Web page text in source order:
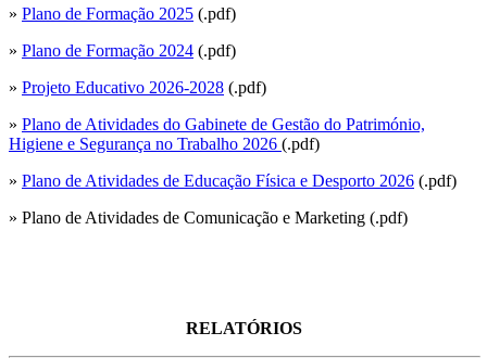
» Plano de Formação 2025 (.pdf)
» Plano de Formação 2024 (.pdf)
» Projeto Educativo 2026-2028 (.pdf)
» Plano de Atividades do Gabinete de Gestão do Património,
Higiene e Segurança no Trabalho 2026 (.pdf)
» Plano de Atividades de Educação Física e Desporto 2026 (.pdf)
» Plano de Atividades de Comunicação e Marketing (.pdf)
RELATÓRIOS